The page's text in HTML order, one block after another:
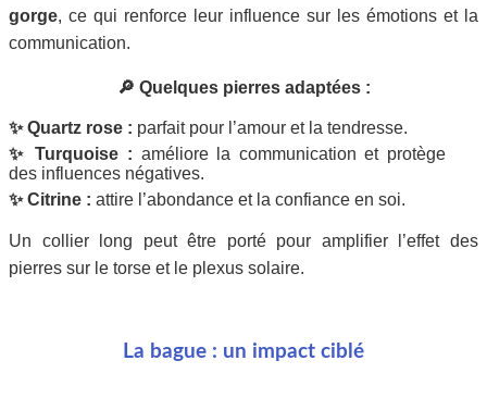
gorge, ce qui renforce leur influence sur les émotions et la
communication.
🔎 Quelques pierres adaptées :
✨ Quartz rose : parfait pour l’amour et la tendresse.
✨ Turquoise : améliore la communication et protège
des influences négatives.
✨ Citrine : attire l’abondance et la confiance en soi.
Un collier long peut être porté pour amplifier l’effet des
pierres sur le torse et le plexus solaire.
La bague : un impact ciblé